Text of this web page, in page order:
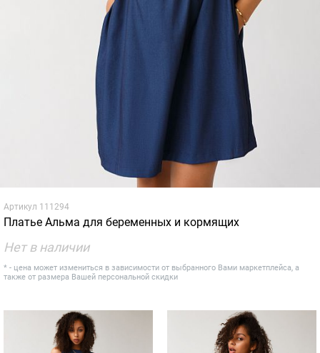
Артикул 111294
Платье Альма для беременных и кормящих
Нет в наличии
* - цена может измениться в зависимости от выбранного Вами маркетплейса, а
также от размера Вашей персональной скидки